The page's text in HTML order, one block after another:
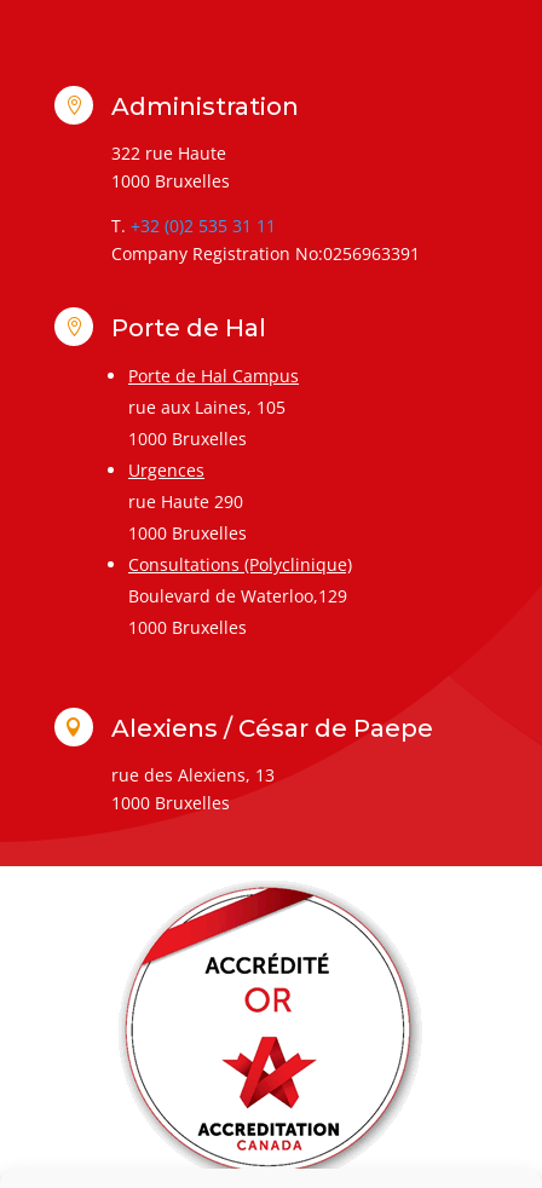
 Administration
322 rue Haute
1000 Bruxelles
T. +32 (0)2 535 31 11
Company Registration No:0256963391
 Porte de Hal
Porte de Hal Campus
rue aux Laines, 105
1000 Bruxelles
Urgences
rue Haute 290
1000 Bruxelles
Consultations (Polyclinique)
Boulevard de Waterloo,129
1000 Bruxelles
 Alexiens / César de Paepe
rue des Alexiens, 13
1000 Bruxelles